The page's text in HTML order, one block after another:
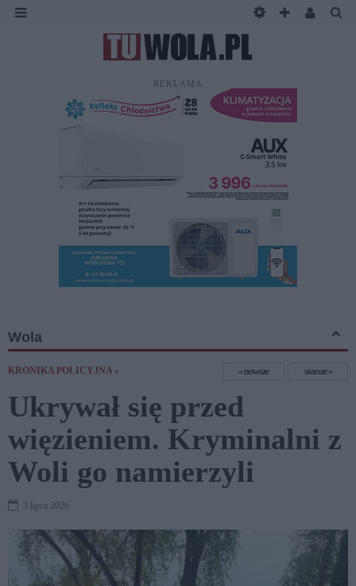
REKLAMA
Wola
KRONIKA POLICYJNA » nowsze starsze
Ukrywał się przed
więzieniem. Kryminalni z
Woli go namierzyli
3 lipca 2026